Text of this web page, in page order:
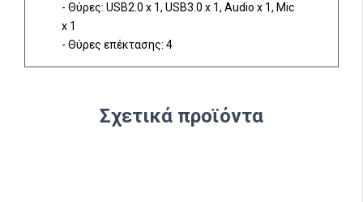
- Θύρες: USB2.0 x 1, USB3.0 x 1, Audio x 1, Mic
x 1
- Θύρες επέκτασης: 4
Σχετικά προϊόντα